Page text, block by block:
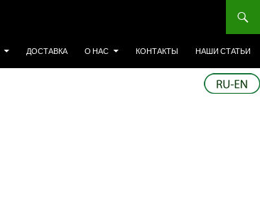
ДОСТАВКА О НАС КОНТАКТЫ НАШИ СТАТЬИ